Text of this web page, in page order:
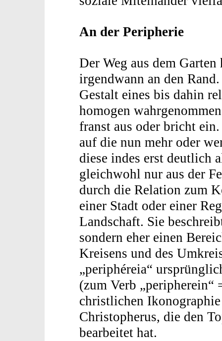
An der Peripherie
Der Weg aus dem
irgendwann an den
Gestalt eines bis dahin
homogen
franst aus oder bricht
auf die nun mehr oder
diese indes erst deutlich
gleichwohl nur aus der
durch die Relation zum
einer Stadt oder einer
Landschaft. Sie
sondern eher einen
Kreisens und des
„periphéreia“
(zum Verb „peripherein“
christlichen
Christopherus, die den
bearbeitet hat.